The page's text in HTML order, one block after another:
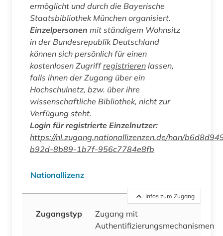
ermöglicht und durch die Bayerische
Staatsbibliothek München organisiert.
Einzelpersonen mit ständigem Wohnsitz
in der Bundesrepublik Deutschland
können sich persönlich für einen
kostenlosen Zugriffregistrieren lassen,
falls ihnen der Zugang über ein
Hochschulnetz, bzw. über ihre
wissenschaftliche Bibliothek, nicht zur
Verfügung steht.
Login für registrierte Einzelnutzer:
https://nl.zugang.nationallizenzen.de/han/
b92d-8b89-1b7f-956c7784e8fb
Nationallizenz
Infos zum Zugang
Zugangstyp
Zugang mit
Authentifizierungsmechanismen